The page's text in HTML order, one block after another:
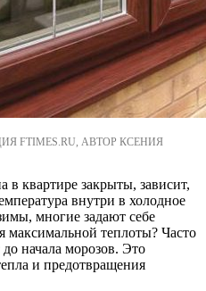
FTIMES.RU, АВТОР КСЕНИЯ
в квартире закрыты, зависит,
внутри в холодное
многие задают себе
максимальной теплоты? Часто
начала морозов. Это
и предотвращения